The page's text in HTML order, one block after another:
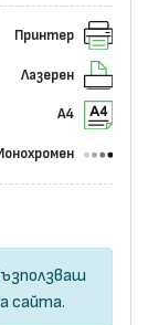
Принтер
Лазерен
А4
сайта.